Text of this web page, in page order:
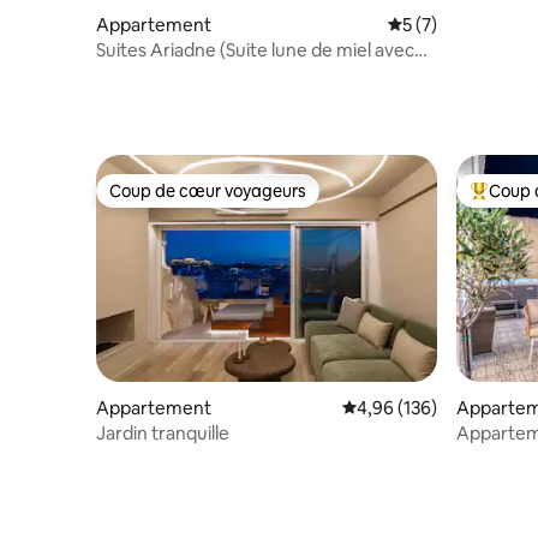
Appartement Évaluation
5 (7)
Suites Ariadne (Suite lune de miel avec
Coup de cœur voyageurs
Coup de cœur voyageurs
Appartement Évaluation moyenne
4,96 (136)
Jardin tranquille
Coups
Coup